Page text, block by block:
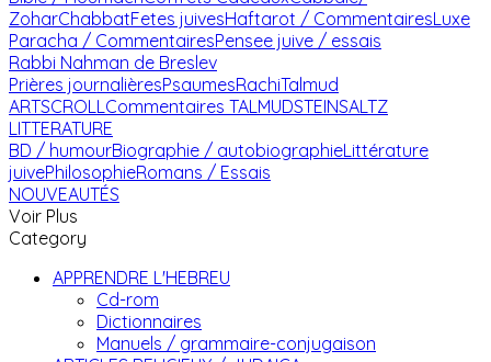
ZoharChabbatFetes juivesHaftarot / CommentairesLuxe
Paracha / CommentairesPensee juive / essais
Rabbi Nahman de Breslev
Prières journalièresPsaumesRachiTalmud
ARTSCROLL Commentaires TALMUDSTEINSALTZ
LITTERATURE
BD / humourBiographie / autobiographieLittérature
juivePhilosophieRomans / Essais
NOUVEAUTÉS
Voir Plus
Category
APPRENDRE L'HEBREU
Cd-rom
Dictionnaires
Manuels / grammaire-conjugaison